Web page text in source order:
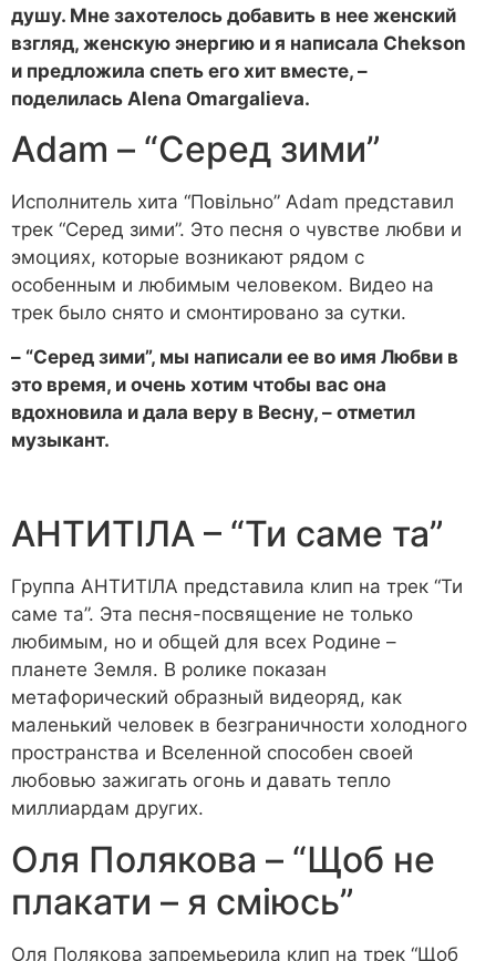
душу. Мне захотелось добавить в нее женский
взгляд, женскую энергию и я написала Chekson
и предложила спеть его хит вместе, –
поделилась Alena Omargalieva.
Adam – “Серед зими”
Исполнитель хита “Повільно” Adam представил
трек “Серед зими”. Это песня о чувстве любви и
эмоциях, которые возникают рядом с
особенным и любимым человеком. Видео на
трек было снято и смонтировано за сутки.
– “Серед зими”, мы написали ее во имя Любви в
это время, и очень хотим чтобы вас она
вдохновила и дала веру в Весну, – отметил
музыкант.
АНТИТІЛА – “Ти саме та”
Группа АНТИТІЛА представила клип на трек “Ти
саме та”. Эта песня-посвящение не только
любимым, но и общей для всех Родине –
планете Земля. В ролике показан
метафорический образный видеоряд, как
маленький человек в безграничности холодного
пространства и Вселенной способен своей
любовью зажигать огонь и давать тепло
миллиардам других.
Оля Полякова – “Щоб не
плакати – я сміюсь”
Оля Полякова запремьерила клип на трек “Щоб